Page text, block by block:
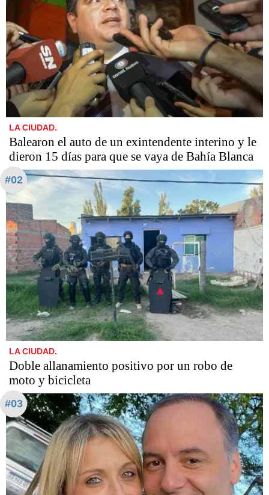
LA CIUDAD.
Balearon el auto de un exintendente interino y le
dieron 15 días para que se vaya de Bahía Blanca
#02
LA CIUDAD.
Doble allanamiento positivo por un robo de
moto y bicicleta
#03